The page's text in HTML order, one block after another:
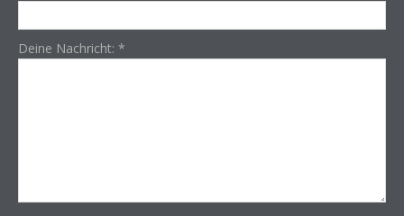
Deine Nachricht: *